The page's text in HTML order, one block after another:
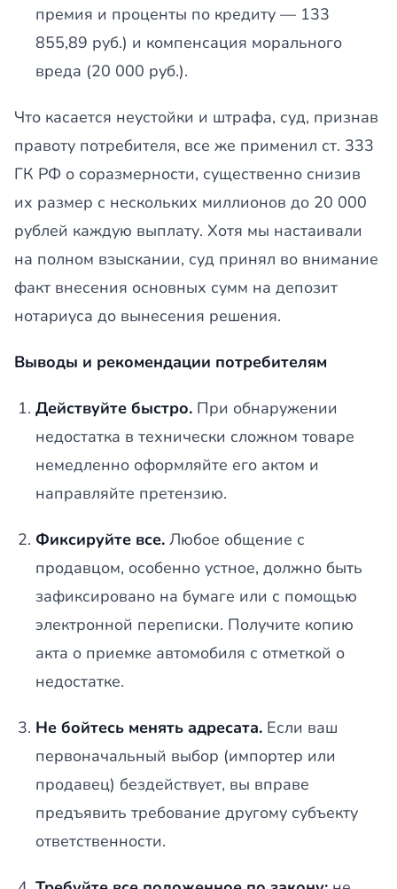
премия и проценты по кредиту — 133
855,89 руб.) и компенсация морального
вреда (20 000 руб.).
Что касается неустойки и штрафа, суд, признав
правоту потребителя, все же применил ст. 333
ГК РФ о соразмерности, существенно снизив
их размер с нескольких миллионов до 20 000
рублей каждую выплату. Хотя мы настаивали
на полном взыскании, суд принял во внимание
факт внесения основных сумм на депозит
нотариуса до вынесения решения.
Выводы и рекомендации потребителям
Действуйте быстро. При обнаружении
недостатка в технически сложном товаре
немедленно оформляйте его актом и
направляйте претензию.
Фиксируйте все. Любое общение с
продавцом, особенно устное, должно быть
зафиксировано на бумаге или с помощью
электронной переписки. Получите копию
акта о приемке автомобиля с отметкой о
недостатке.
Не бойтесь менять адресата. Если ваш
первоначальный выбор (импортер или
продавец) бездействует, вы вправе
предъявить требование другому субъекту
ответственности.